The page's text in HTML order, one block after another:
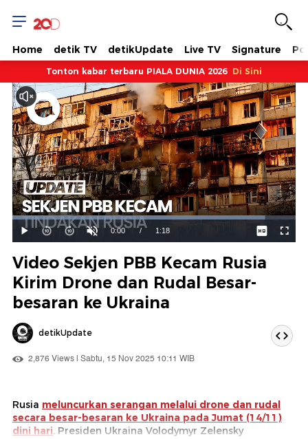
Home detik TV detikUpdate Live TV Signature
Tonton kabar terbaru PIALA DUNIA 2026 Di Sini
Mainkan
Suara
Hidup
Waktu
0:00 / Durasi
1:18
Dimuat:
89.20%
Video Sekjen PBB Kecam Rusia
Kirim Drone dan Rudal Besar-
besaran ke Ukraina
detikUpdate
2,876 Views | Sabtu, 15 Nov 2025 10:11 WIB
Rusia meluncurkan serangan melalui drone dan rudal
secara besar-besaran ke Ukraina pada Jumat (14/11)
dini hari. Presiden Ukraina Volodymyr Zelensky